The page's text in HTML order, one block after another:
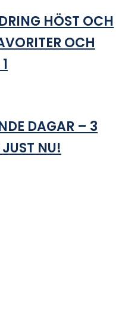
HÖST OCH
OCH
DAGAR – 3
NU!